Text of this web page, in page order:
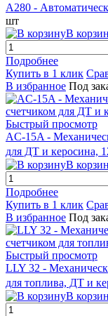
A280 -
шт
В
Подробнее
Купить в 1 клик
В избранное Под
Быстрый просмотр
AC-15A -
для ДТ и керосина,
В
Подробнее
Купить в 1 клик
В избранное Под
Быстрый просмотр
LLY 32 -
для топлива, ДТ и
В